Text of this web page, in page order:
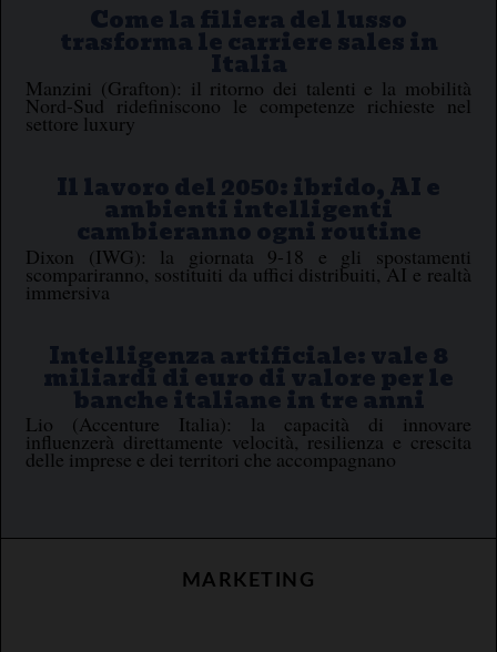
Come la filiera del lusso
trasforma le carriere sales in
Italia
Manzini (Grafton): il ritorno dei talenti e la mobilità
Nord-Sud ridefiniscono le competenze richieste nel
settore luxury
Il lavoro del 2050: ibrido, AI e
ambienti intelligenti
cambieranno ogni routine
Dixon (IWG): la giornata 9-18 e gli spostamenti
scompariranno, sostituiti da uffici distribuiti, AI e realtà
immersiva
Intelligenza artificiale: vale 8
miliardi di euro di valore per le
banche italiane in tre anni
Lio (Accenture Italia): la capacità di innovare
influenzerà direttamente velocità, resilienza e crescita
delle imprese e dei territori che accompagnano
MARKETING